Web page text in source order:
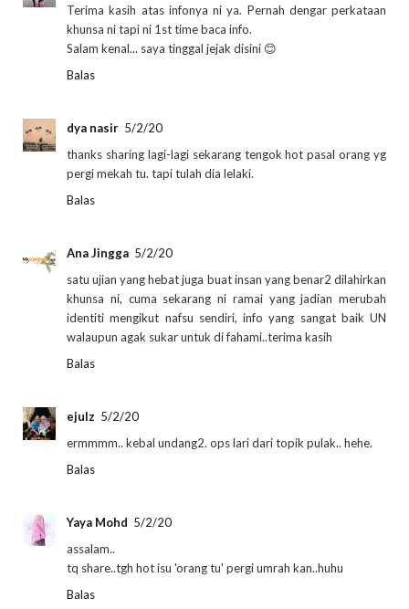
Terima kasih atas infonya ni ya. Pernah dengar perkataan
khunsa ni tapi ni 1st time baca info.
Salam kenal... saya tinggal jejak disini 😊
Balas
dya nasir 5/2/20
thanks sharing lagi-lagi sekarang tengok hot pasal orang yg
pergi mekah tu. tapi tulah dia lelaki.
Balas
Ana Jingga 5/2/20
satu ujian yang hebat juga buat insan yang benar2 dilahirkan
khunsa ni, cuma sekarang ni ramai yang jadian merubah
identiti mengikut nafsu sendiri, info yang sangat baik UN
walaupun agak sukar untuk di fahami..terima kasih
Balas
ejulz 5/2/20
ermmmm.. kebal undang2. ops lari dari topik pulak.. hehe.
Balas
Yaya Mohd 5/2/20
assalam..
tq share..tgh hot isu 'orang tu' pergi umrah kan..huhu
Balas